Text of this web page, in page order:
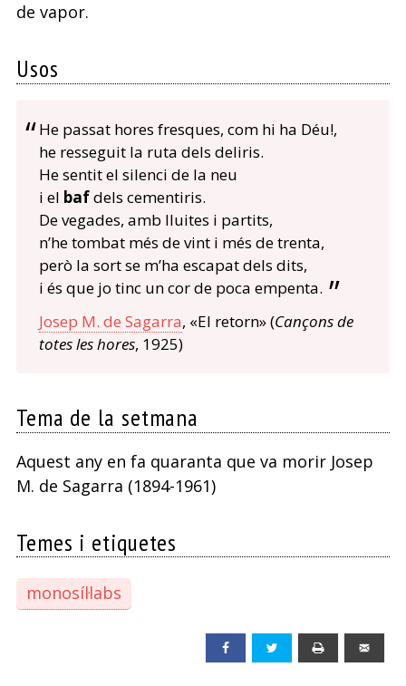
de vapor.
Usos
He passat hores fresques, com hi ha Déu!,
he resseguit la ruta dels deliris.
He sentit el silenci de la neu
i el bafdels cementiris.
De vegades, amb lluites i partits,
n’he tombat més de vint i més de trenta,
però la sort se m’ha escapat dels dits,
i és que jo tinc un cor de poca empenta.
Josep M. de Sagarra, «El retorn» (Cançons de
totes les hores, 1925)
Tema de la setmana
Aquest any en fa quaranta que va morir Josep
M. de Sagarra (1894-1961)
Temes i etiquetes
monosíl·labs
Facebook Twitter